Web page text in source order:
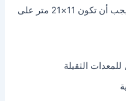
قياس المساحة المتاحة (يجب أن تكون 11×21 متر على
الثقيلة